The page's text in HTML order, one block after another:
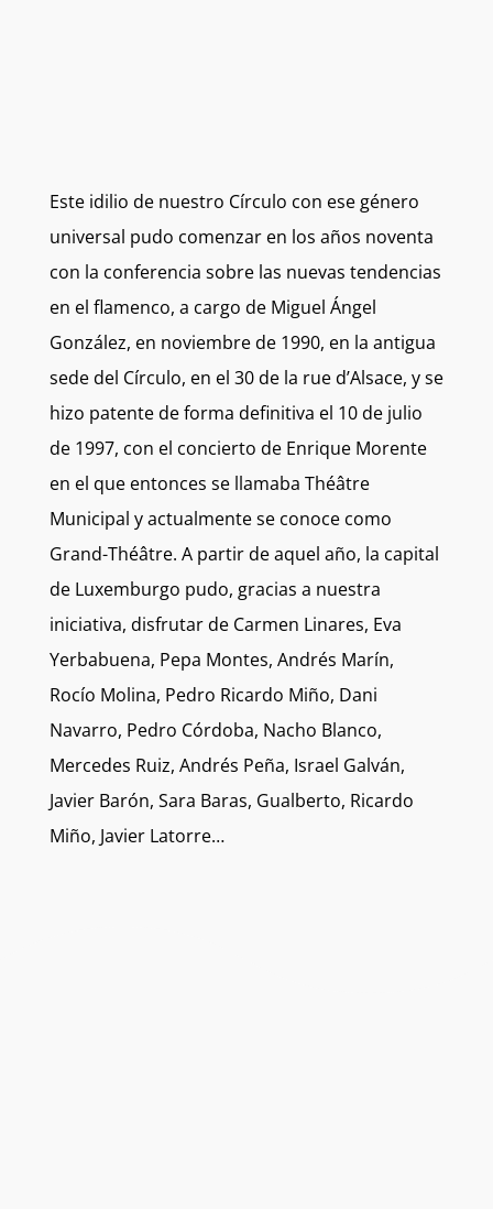
Este idilio de nuestro Círculo con ese género
universal pudo comenzar en los años noventa
con la conferencia sobre las nuevas tendencias
en el flamenco, a cargo de Miguel Ángel
González, en noviembre de 1990, en la antigua
sede del Círculo, en el 30 de la rue d’Alsace, y se
hizo patente de forma definitiva el 10 de julio
de 1997, con el concierto de Enrique Morente
en el que entonces se llamaba Théâtre
Municipal y actualmente se conoce como
Grand-Théâtre. A partir de aquel año, la capital
de Luxemburgo pudo, gracias a nuestra
iniciativa, disfrutar de Carmen Linares, Eva
Yerbabuena, Pepa Montes, Andrés Marín,
Rocío Molina, Pedro Ricardo Miño, Dani
Navarro, Pedro Córdoba, Nacho Blanco,
Mercedes Ruiz, Andrés Peña, Israel Galván,
Javier Barón, Sara Baras, Gualberto, Ricardo
Miño, Javier Latorre…